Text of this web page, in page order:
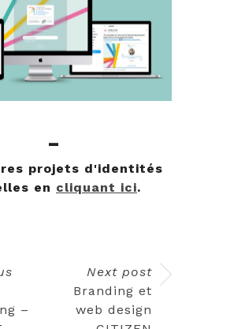
-
projets d'identités
en cliquant ici.
–
Next post
Branding et
web design